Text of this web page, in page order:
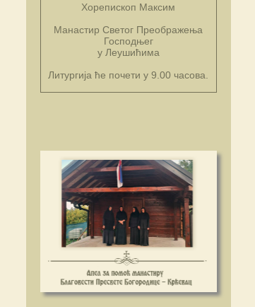
Хорепископ Максим
Манастир Светог Преображења
Господњег
у Леушићима
Литургија ће почети у 9.00 часова.